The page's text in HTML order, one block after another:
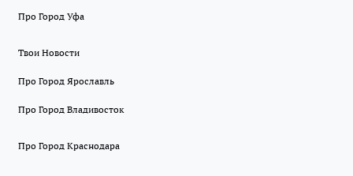
Про Город Уфа
Твои Новости
Про Город Ярославль
Про Город Владивосток
Про Город Краснодара